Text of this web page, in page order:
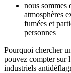
nous sommes
atmosphères
fumées et
personnes
Pourquoi chercher
pouvez compter sur
industriels